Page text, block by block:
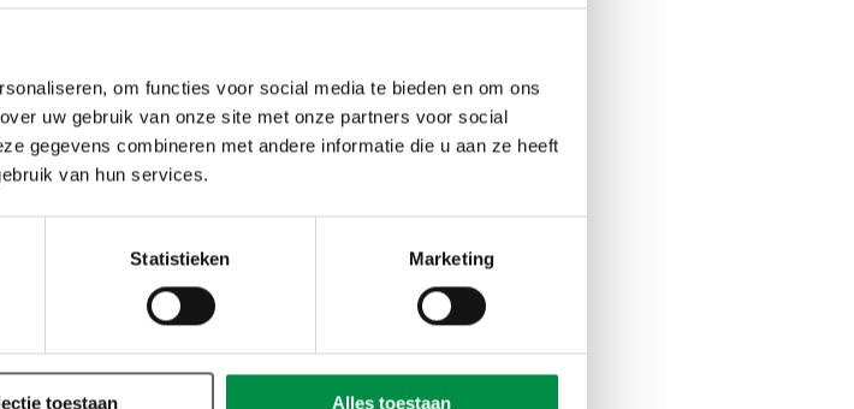
om functies voor social media te bieden en om ons
uw gebruik van onze site met onze partners voor social
gegevens combineren met andere informatie die u aan ze heeft
van hun services.
Statistieken Marketing
toestaan Alles toestaan
leiderschap
met zowel mannelijke als vrouwelijke kenmerken.
noemen ze toch vooral mannelijke kenmerken.
nu eenmaal meer mannelijke leiders om ons heen en
door de geschiedenis en door
eens op het schild wordt gehesen. Maar de laatste
leiders, zoals in Finland en Nieuw-Zeeland.